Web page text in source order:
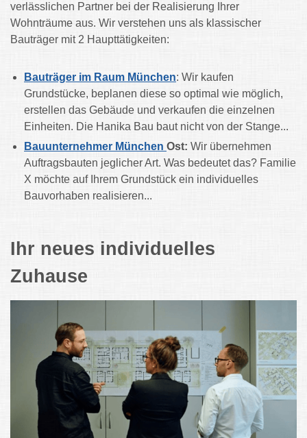
verlässlichen Partner bei der Realisierung Ihrer
Wohnträume aus. Wir verstehen uns als klassischer
Bauträger mit 2 Haupttätigkeiten:
Bauträger im Raum München: Wir kaufen
Grundstücke, beplanen diese so optimal wie möglich,
erstellen das Gebäude und verkaufen die einzelnen
Einheiten. Die Hanika Bau baut nicht von der Stange...
Bauunternehmer München Ost: Wir übernehmen
Auftragsbauten jeglicher Art. Was bedeutet das? Familie
X möchte auf Ihrem Grundstück ein individuelles
Bauvorhaben realisieren...
Ihr neues individuelles
Zuhause